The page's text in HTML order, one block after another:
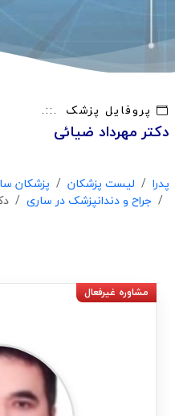
پروفایل پزشک
دکتر مهرداد ضیائی
پدرا لیست پزشکان پزشکان
جراح و دندانپزشک در ساری